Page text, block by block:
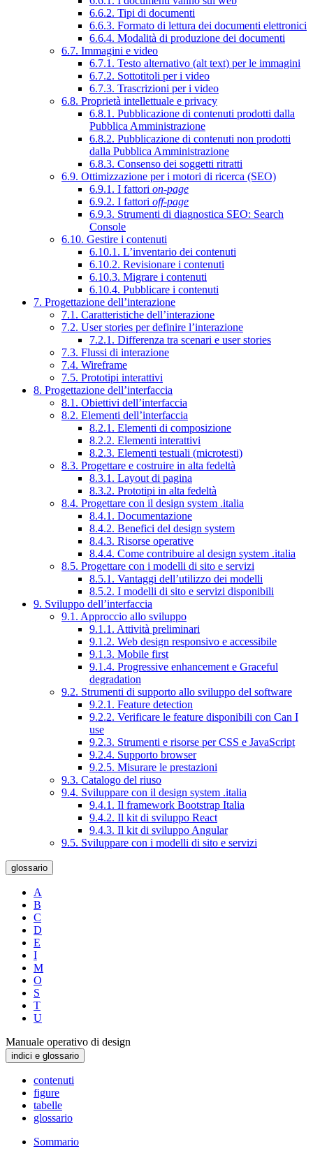
6.6.2. Tipi di documenti
6.6.3. Formato di lettura dei documenti elettronici
6.6.4. Modalità di produzione dei documenti
6.7. Immagini e video
6.7.1. Testo alternativo (alt text) per le immagini
6.7.2. Sottotitoli per i video
6.7.3. Trascrizioni per i video
6.8. Proprietà intellettuale e privacy
6.8.1. Pubblicazione di contenuti prodotti dalla
Pubblica Amministrazione
6.8.2. Pubblicazione di contenuti non prodotti
dalla Pubblica Amministrazione
6.8.3. Consenso dei soggetti ritratti
6.9. Ottimizzazione per i motori di ricerca (SEO)
6.9.1. I fattori on-page
6.9.2. I fattori off-page
6.9.3. Strumenti di diagnostica SEO: Search
Console
6.10. Gestire i contenuti
6.10.1. L’inventario dei contenuti
6.10.2. Revisionare i contenuti
6.10.3. Migrare i contenuti
6.10.4. Pubblicare i contenuti
7. Progettazione dell’interazione
7.1. Caratteristiche dell’interazione
7.2. User stories per definire l’interazione
7.2.1. Differenza tra scenari e user stories
7.3. Flussi di interazione
7.4. Wireframe
7.5. Prototipi interattivi
8. Progettazione dell’interfaccia
8.1. Obiettivi dell’interfaccia
8.2. Elementi dell’interfaccia
8.2.1. Elementi di composizione
8.2.2. Elementi interattivi
8.2.3. Elementi testuali (microtesti)
8.3. Progettare e costruire in alta fedeltà
8.3.1. Layout di pagina
8.3.2. Prototipi in alta fedeltà
8.4. Progettare con il design system .italia
8.4.1. Documentazione
8.4.2. Benefici del design system
8.4.3. Risorse operative
8.4.4. Come contribuire al design system .italia
8.5. Progettare con i modelli di sito e servizi
8.5.1. Vantaggi dell’utilizzo dei modelli
8.5.2. I modelli di sito e servizi disponibili
9. Sviluppo dell’interfaccia
9.1. Approccio allo sviluppo
9.1.1. Attività preliminari
9.1.2. Web design responsivo e accessibile
9.1.3. Mobile first
9.1.4. Progressive enhancement e Graceful
degradation
9.2. Strumenti di supporto allo sviluppo del software
9.2.1. Feature detection
9.2.2. Verificare le feature disponibili con Can I
use
9.2.3. Strumenti e risorse per CSS e JavaScript
9.2.4. Supporto browser
9.2.5. Misurare le prestazioni
9.3. Catalogo del riuso
9.4. Sviluppare con il design system .italia
9.4.1. Il framework Bootstrap Italia
9.4.2. Il kit di sviluppo React
9.4.3. Il kit di sviluppo Angular
9.5. Sviluppare con i modelli di sito e servizi
glossario
A
B
C
D
E
I
M
O
S
T
U
Manuale operativo di design
indici e glossario
contenuti
figure
tabelle
glossario
Sommario